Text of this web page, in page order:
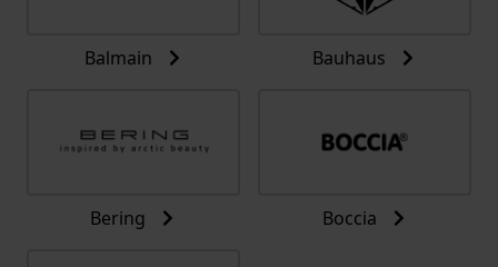
Balmain Bauhaus
Bering Boccia